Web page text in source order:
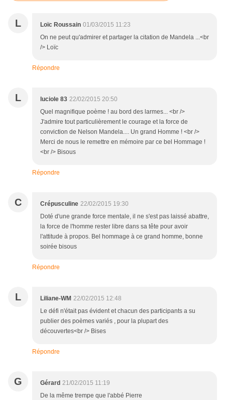
L Loïc Roussain 01/03/2015 11:23
On ne peut qu'admirer et partager la citation de Mandela ...<br
/> Loïc
Répondre
L luciole 83 22/02/2015 20:50
Quel magnifique poème ! au bord des larmes... <br />
J'admire tout particulièrement le courage et la force de
conviction de Nelson Mandela.... Un grand Homme ! <br />
Merci de nous le remettre en mémoire par ce bel Hommage !
<br /> Bisous
Répondre
C Crépusculine 22/02/2015 19:30
Doté d'une grande force mentale, il ne s'est pas laissé abattre,
la force de l'homme rester libre dans sa tête pour avoir
l'attitude à propos. Bel hommage à ce grand homme, bonne
soirée bisous
Répondre
L Liliane-WM 22/02/2015 12:48
Le défi n'était pas évident et chacun des participants a su
publier des poèmes variés , pour la plupart des
découvertes<br /> Bises
Répondre
G Gérard 21/02/2015 11:19
De la même trempe que l'abbé Pierre